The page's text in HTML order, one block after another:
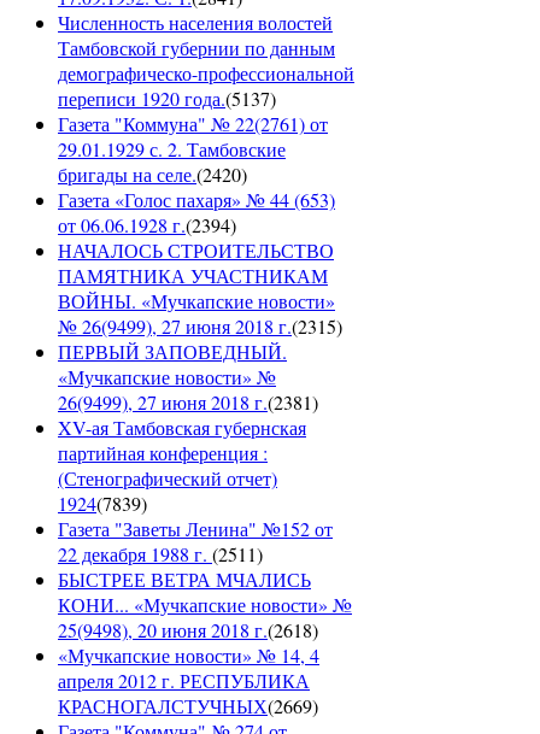
Численность населения волостей
Тамбовской губернии по данным
демографическо-профессиональной
переписи 1920 года.(5137)
Газета "Коммуна" № 22(2761) от
29.01.1929 с. 2. Тамбовские
бригады на селе.(2420)
Газета «Голос пахаря» № 44 (653)
от 06.06.1928 г.(2394)
НАЧАЛОСЬ СТРОИТЕЛЬСТВО
ПАМЯТНИКА УЧАСТНИКАМ
ВОЙНЫ. «Мучкапские новости»
№ 26(9499), 27 июня 2018 г.(2315)
ПЕРВЫЙ ЗАПОВЕДНЫЙ.
«Мучкапские новости» №
26(9499), 27 июня 2018 г.(2381)
XV-ая Тамбовская губернская
партийная конференция :
(Стенографический отчет)
1924(7839)
Газета "Заветы Ленина" №152 от
22 декабря 1988 г. (2511)
БЫСТРЕЕ ВЕТРА МЧАЛИСЬ
КОНИ... «Мучкапские новости» №
25(9498), 20 июня 2018 г.(2618)
«Мучкапские новости» № 14, 4
апреля 2012 г. РЕСПУБЛИКА
КРАСНОГАЛСТУЧНЫХ(2669)